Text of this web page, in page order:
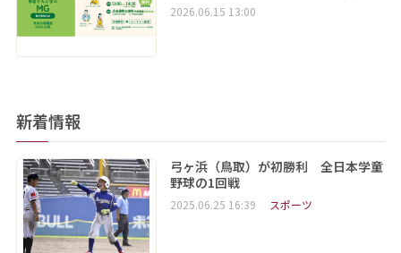
2026.06.15 13:00
新着情報
弓ヶ浜（鳥取）が初勝利 全日本学童
野球の1回戦
2025.06.25 16:39 スポーツ